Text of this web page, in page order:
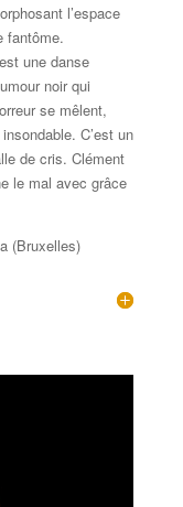
l’espace
fantôme.
une danse
noir qui
se mêlent,
C’est un
de cris. Clément
le mal avec grâce
(Bruxelles)